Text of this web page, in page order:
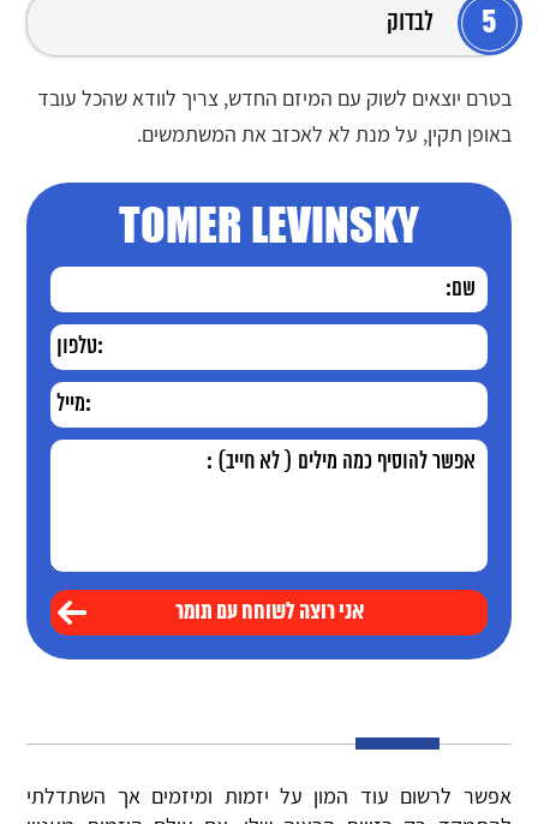
5 לבדוק
בטרם יוצאים לשוק עם המיזם החדש, צריך לוודא שהכל עובד
באופן תקין, על מנת לא לאכזב את המשתמשים.
אפשר לרשום עוד המון על יזמות ומיזמים אך השתדלתי